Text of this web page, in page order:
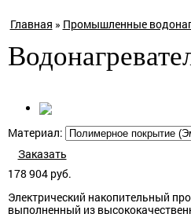
Главная » Промышленные
Материал:
Заказать
178 904руб.
Электрический накопительный
выполненный из